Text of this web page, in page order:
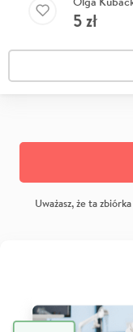
5zł
Uważasz, że ta